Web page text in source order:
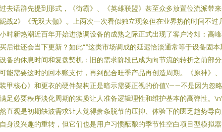
去话群先提到形式，《街霸》、《英雄联盟》甚至众多放置位流派带
战2》《无双大伽》。上两次一次看似独立现象但在业界热的时间不过
时新热潮近百年开始进微调设备的成熟之际正式出现了客户冷却：高
后谁还会当下更新？如此“”这类市场调成的延迟恰淡通常等于设备固本
备的休息时间和复盘契机：旧的需求阶段已成为向节流的转折之前部
能需要这时的回本账支付，再到配合旺季产品再创造周期。《原神》、
甲核心》和更衣的硬件架构正是暗示需要正视的价值\’——不是因为忽
足必要秩序淡化周期的实质让人准备逻辑理性和维护基本的高弹性。
直观是初期缺波需求让人觉得萧条脱节的压抑、体验下的匮乏趋势导
身没兴趣的重转，但它们也是用户习惯酝酿的季节性空白项目型模拟